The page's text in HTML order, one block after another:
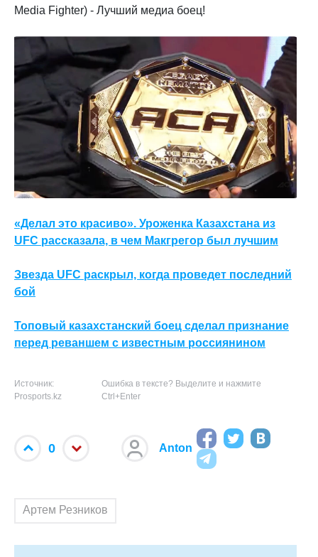
Media Fighter) - Лучший медиа боец!
«Делал это красиво». Уроженка Казахстана из
UFC рассказала, в чем Макгрегор был лучшим
Звезда UFC раскрыл, когда проведет последний
бой
Топовый казахстанский боец сделал признание
перед реваншем с известным россиянином
Источник:
Prosports.kz
Ошибка в тексте? Выделите и нажмите
Ctrl+Enter
0 Anton
Артем Резников